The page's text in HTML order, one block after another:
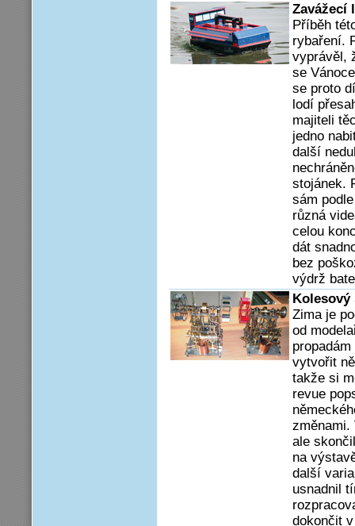
Zavážecí
Příběh
rybaření.
vyprávěl,
se
se proto
lodí
majiteli
jedno
další
stojánek.
sám
různá
celou
dát
bez
výdrž
Zima je
od
vytvořit
takže si
revue
změnami.
ale
na
další
usnadnil
dokončit